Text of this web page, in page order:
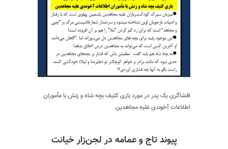
افشاگری یک پدر در مورد بازی کثیف بچه شاه و زنش با مأموران
اطلاعات آخوندی علیه مجاهدین
پیوند تاج و عمامه در لجن‌زار خیانت